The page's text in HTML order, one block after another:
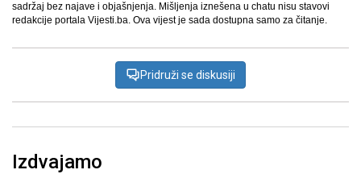
sadržaj bez najave i objašnjenja. Mišljenja iznešena u chatu nisu stavovi
redakcije portala Vijesti.ba. Ova vijest je sada dostupna samo za čitanje.
Pridruži se diskusiji
Izdvajamo